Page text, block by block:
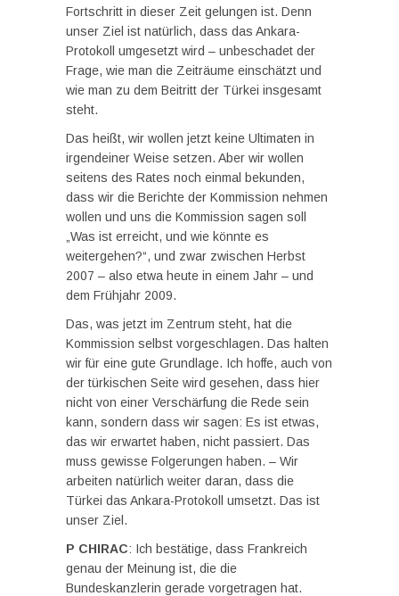
Fortschritt in dieser Zeit gelungen ist. Denn
unser Ziel ist natürlich, dass das Ankara-
Protokoll umgesetzt wird – unbeschadet der
Frage, wie man die Zeiträume einschätzt und
wie man zu dem Beitritt der Türkei insgesamt
steht.
Das heißt, wir wollen jetzt keine Ultimaten in
irgendeiner Weise setzen. Aber wir wollen
seitens des Rates noch einmal bekunden,
dass wir die Berichte der Kommission nehmen
wollen und uns die Kommission sagen soll
„Was ist erreicht, und wie könnte es
weitergehen?“, und zwar zwischen Herbst
2007 – also etwa heute in einem Jahr – und
dem Frühjahr 2009.
Das, was jetzt im Zentrum steht, hat die
Kommission selbst vorgeschlagen. Das halten
wir für eine gute Grundlage. Ich hoffe, auch von
der türkischen Seite wird gesehen, dass hier
nicht von einer Verschärfung die Rede sein
kann, sondern dass wir sagen: Es ist etwas,
das wir erwartet haben, nicht passiert. Das
muss gewisse Folgerungen haben. – Wir
arbeiten natürlich weiter daran, dass die
Türkei das Ankara-Protokoll umsetzt. Das ist
unser Ziel.
P CHIRAC: Ich bestätige, dass Frankreich
genau der Meinung ist, die die
Bundeskanzlerin gerade vorgetragen hat.